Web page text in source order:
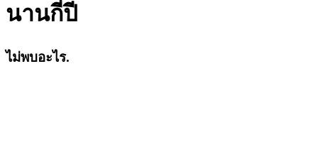
นานกี่ปี
ไม่พบอะไร.